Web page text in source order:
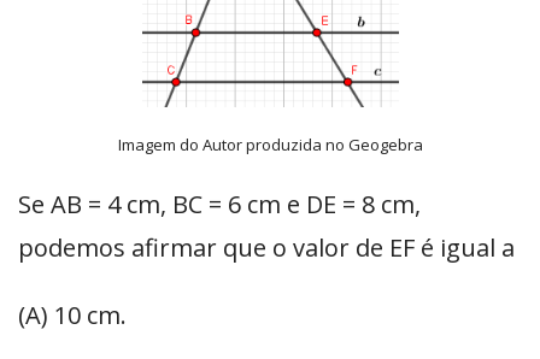
Imagem do Autor produzida no Geogebra
Se AB = 4 cm, BC = 6 cm e DE = 8 cm,
podemos afirmar que o valor de EF é igual a
(A) 10 cm.